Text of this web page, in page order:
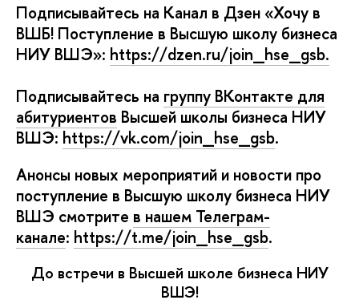
Подписывайтесь на Канал в Дзен «Хочу
ШБ! Поступление в Высшую школу бизнеса
НИУ ВШЭ»: https://dzen.ru/join_hse_gsb.
Подписывайтесь на руппу ВКонтакте для
абитуриенто ысшей школы бизнеса НИУ
ШЭ: https://vk.com/join_hse_gsb.
Анонсы новых мероприятий и новости про
поступление в Высшую школу бизнеса НИУ
ШЭ смотрите нашем Телеграм-
канале: https://t.me/join_hse_gsb.
До встречи в Высшей школе бизнеса НИУ
ШЭ!